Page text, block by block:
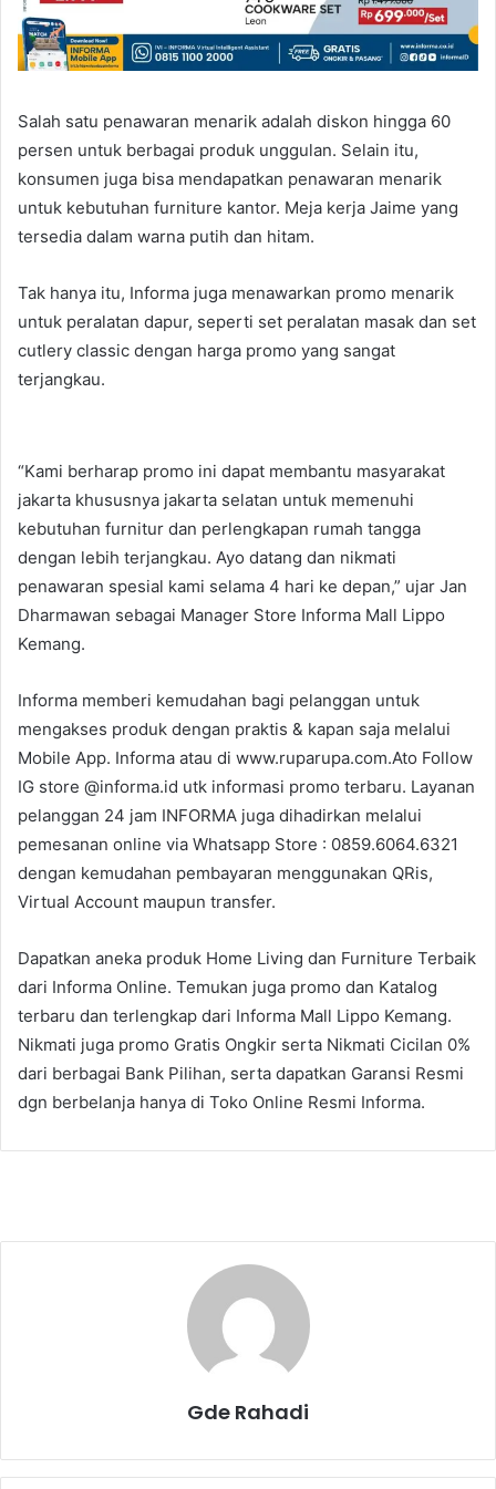
Salah satu penawaran menarik adalah diskon hingga 60
persen untuk berbagai produk unggulan. Selain itu,
konsumen juga bisa mendapatkan penawaran menarik
untuk kebutuhan furniture kantor. Meja kerja Jaime yang
tersedia dalam warna putih dan hitam.
Tak hanya itu, Informa juga menawarkan promo menarik
untuk peralatan dapur, seperti set peralatan masak dan set
cutlery classic dengan harga promo yang sangat
terjangkau.
“Kami berharap promo ini dapat membantu masyarakat
jakarta khususnya jakarta selatan untuk memenuhi
kebutuhan furnitur dan perlengkapan rumah tangga
dengan lebih terjangkau. Ayo datang dan nikmati
penawaran spesial kami selama 4 hari ke depan,” ujar Jan
Dharmawan sebagai Manager Store Informa Mall Lippo
Kemang.
Informa memberi kemudahan bagi pelanggan untuk
mengakses produk dengan praktis & kapan saja melalui
Mobile App. Informa atau di www.ruparupa.com.Ato Follow
IG store @informa.id utk informasi promo terbaru. Layanan
pelanggan 24 jam INFORMA juga dihadirkan melalui
pemesanan online via Whatsapp Store : 0859.6064.6321
dengan kemudahan pembayaran menggunakan QRis,
Virtual Account maupun transfer.
Dapatkan aneka produk Home Living dan Furniture Terbaik
dari Informa Online. Temukan juga promo dan Katalog
terbaru dan terlengkap dari Informa Mall Lippo Kemang.
Nikmati juga promo Gratis Ongkir serta Nikmati Cicilan 0%
dari berbagai Bank Pilihan, serta dapatkan Garansi Resmi
dgn berbelanja hanya di Toko Online Resmi Informa.
Gde Rahadi